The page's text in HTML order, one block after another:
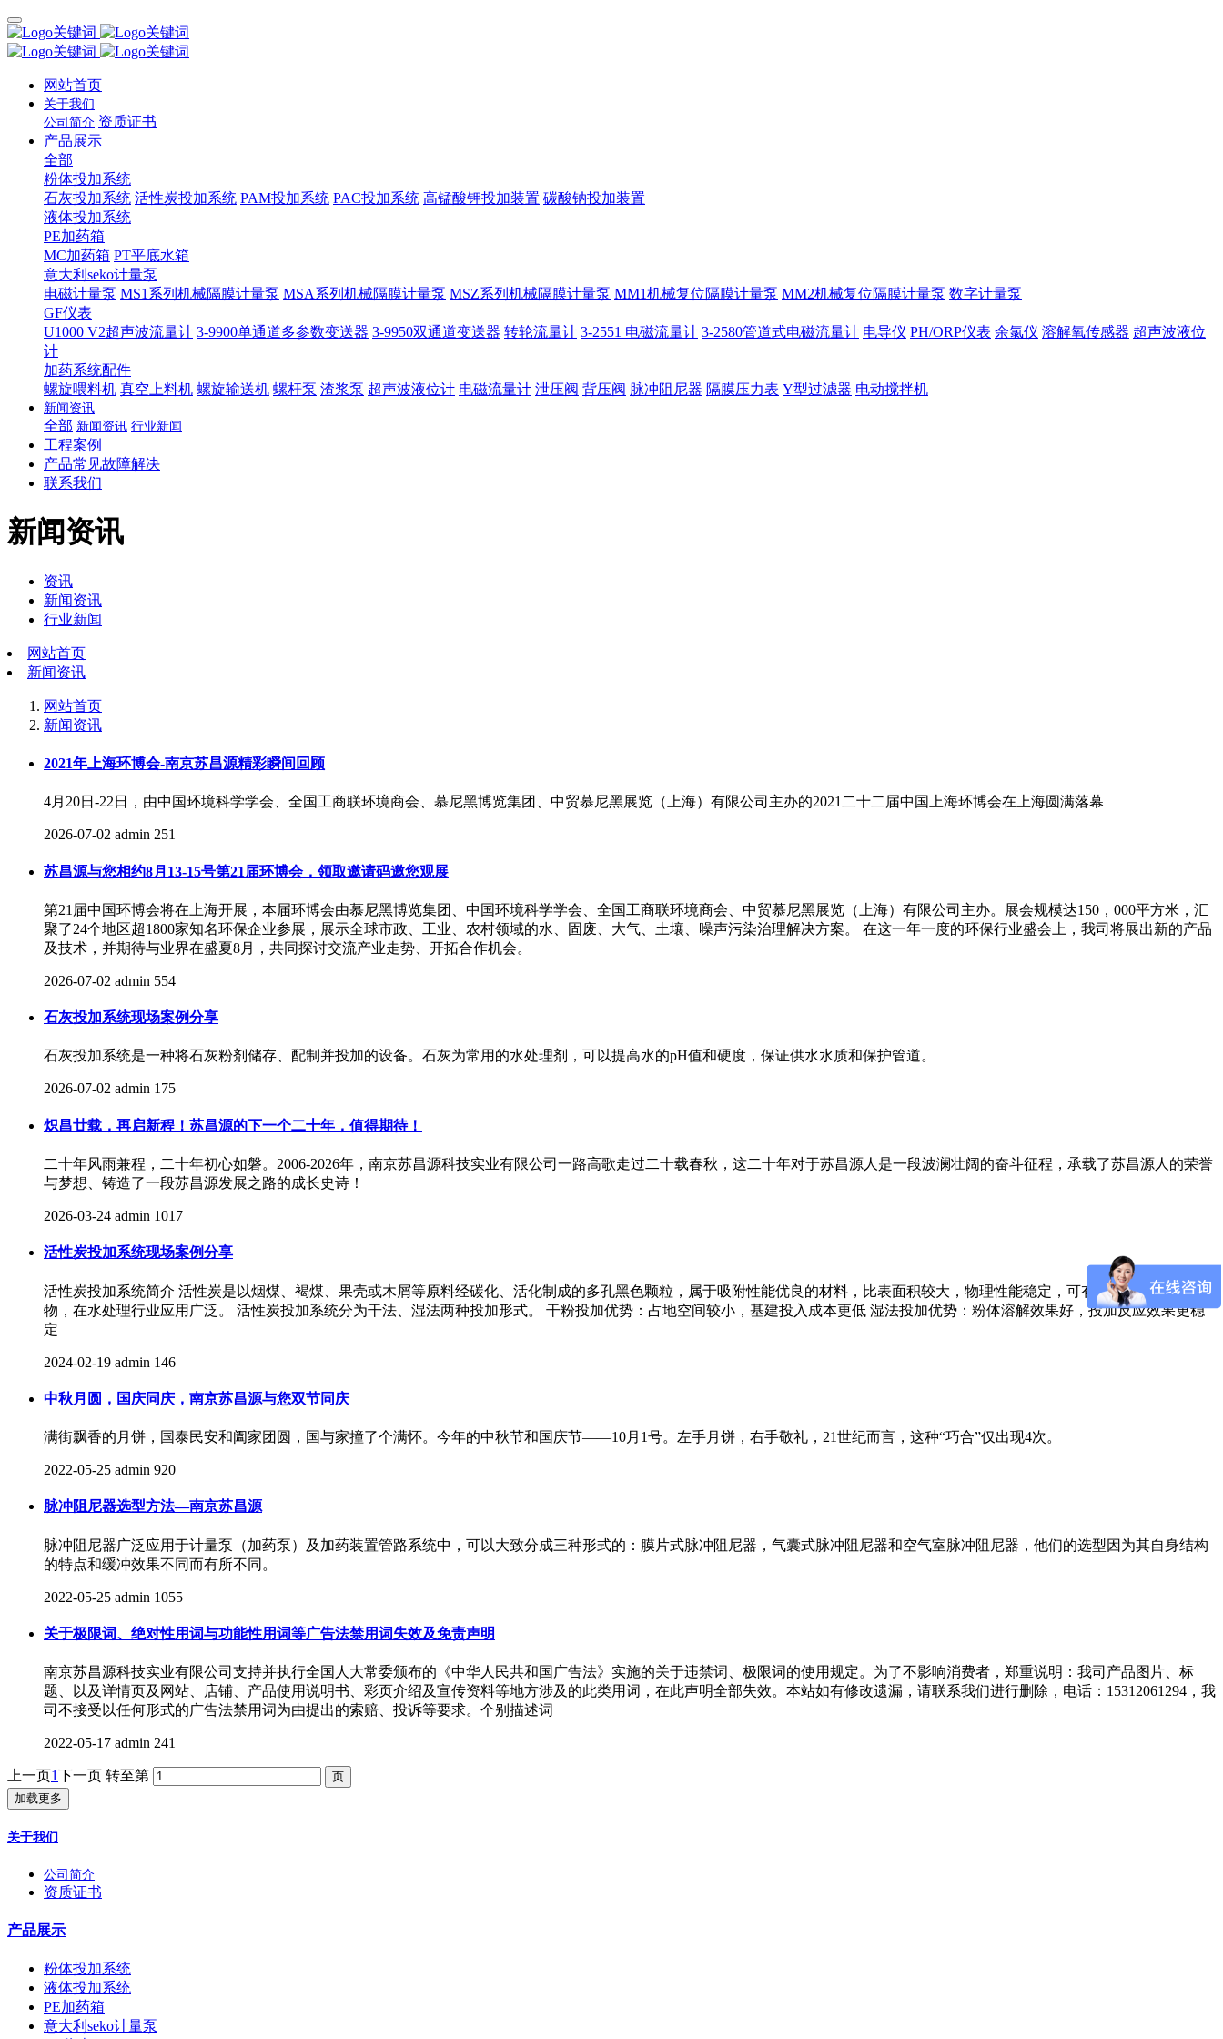
网站首页
关于我们
公司简介 资质证书
产品展示
全部
粉体投加系统
石灰投加系统 活性炭投加系统 PAM投加系统 PAC投加系统 高锰酸钾投加装置 碳酸钠投加装置
液体投加系统
PE加药箱
MC加药箱 PT平底水箱
意大利seko计量泵
电磁计量泵 MS1系列机械隔膜计量泵 MSA系列机械隔膜计量泵 MSZ系列机械隔膜计量泵 MM1机械复位隔膜计量泵 MM2机械复位隔膜计量泵 数字计量泵
GF仪表
U1000 V2超声波流量计 3-9900单通道多参数变送器 3-9950双通道变送器 转轮流量计 3-2551 电磁流量计 3-2580管道式电磁流量计 电导仪 PH/ORP仪表 余氯仪 溶解氧传感器 超声波液位
计
加药系统配件
螺旋喂料机 真空上料机 螺旋输送机 螺杆泵 渣浆泵 超声波液位计 电磁流量计 泄压阀 背压阀 脉冲阻尼器 隔膜压力表 Y型过滤器 电动搅拌机
新闻资讯
全部 新闻资讯 行业新闻
工程案例
产品常见故障解决
联系我们
新闻资讯
资讯
新闻资讯
行业新闻
网站首页
新闻资讯
网站首页
新闻资讯
2021年上海环博会-南京苏昌源精彩瞬间回顾
4月20日-22日，由中国环境科学学会、全国工商联环境商会、慕尼黑博览集团、中贸慕尼黑展览（上海）有限公司主办的2021二十二届中国上海环博会在上海圆满落幕
2026-07-02 admin 251
苏昌源与您相约8月13-15号第21届环博会，领取邀请码邀您观展
第21届中国环博会将在上海开展，本届环博会由慕尼黑博览集团、中国环境科学学会、全国工商联环境商会、中贸慕尼黑展览（上海）有限公司主办。展会规模达150，000平方米，汇
聚了24个地区超1800家知名环保企业参展，展示全球市政、工业、农村领域的水、固废、大气、土壤、噪声污染治理解决方案。 在这一年一度的环保行业盛会上，我司将展出新的产品
及技术，并期待与业界在盛夏8月，共同探讨交流产业走势、开拓合作机会。
2026-07-02 admin 554
石灰投加系统现场案例分享
石灰投加系统是一种将石灰粉剂储存、配制并投加的设备。石灰为常用的水处理剂，可以提高水的pH值和硬度，保证供水水质和保护管道。
2026-07-02 admin 175
炽昌廿载，再启新程！苏昌源的下一个二十年，值得期待！
二十年风雨兼程，二十年初心如磐。2006-2026年，南京苏昌源科技实业有限公司一路高歌走过二十载春秋，这二十年对于苏昌源人是一段波澜壮阔的奋斗征程，承载了苏昌源人的荣誉
与梦想、铸造了一段苏昌源发展之路的成长史诗！
2026-03-24 admin 1017
活性炭投加系统现场案例分享
活性炭投加系统简介 活性炭是以烟煤、褐煤、果壳或木屑等原料经碳化、活化制成的多孔黑色颗粒，属于吸附性能优良的材料，比表面积较大，物理性能稳定，可有效去除水中有机
物，在水处理行业应用广泛。 活性炭投加系统分为干法、湿法两种投加形式。 干粉投加优势：占地空间较小，基建投入成本更低 湿法投加优势：粉体溶解效果好，投加反应效果更稳
定
2024-02-19 admin 146
中秋月圆，国庆同庆，南京苏昌源与您双节同庆
满街飘香的月饼，国泰民安和阖家团圆，国与家撞了个满怀。今年的中秋节和国庆节——10月1号。左手月饼，右手敬礼，21世纪而言，这种“巧合”仅出现4次。
2022-05-25 admin 920
脉冲阻尼器选型方法—南京苏昌源
脉冲阻尼器广泛应用于计量泵（加药泵）及加药装置管路系统中，可以大致分成三种形式的：膜片式脉冲阻尼器，气囊式脉冲阻尼器和空气室脉冲阻尼器，他们的选型因为其自身结构
的特点和缓冲效果不同而有所不同。
2022-05-25 admin 1055
关于极限词、绝对性用词与功能性用词等广告法禁用词失效及免责声明
南京苏昌源科技实业有限公司支持并执行全国人大常委颁布的《中华人民共和国广告法》实施的关于违禁词、极限词的使用规定。为了不影响消费者，郑重说明：我司产品图片、标
题、以及详情页及网站、店铺、产品使用说明书、彩页介绍及宣传资料等地方涉及的此类用词，在此声明全部失效。本站如有修改遗漏，请联系我们进行删除，电话：15312061294，我
司不接受以任何形式的广告法禁用词为由提出的索赔、投诉等要求。个别描述词
2022-05-17 admin 241
上一页1下一页 转至第
加载更多
关于我们
公司简介
资质证书
产品展示
粉体投加系统
液体投加系统
PE加药箱
意大利seko计量泵